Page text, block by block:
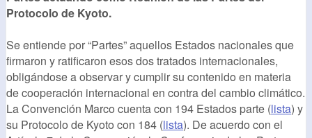
Protocolo de Kyoto.
Se entiende por “Partes” aquellos Estados nacionales que
firmaron y ratificaron esos dos tratados internacionales,
obligándose a observar y cumplir su contenido en materia
de cooperación internacional en contra del cambio climático.
La Convención Marco cuenta con 194 Estados parte (lista) y
su Protocolo de Kyoto con 184 (lista). De acuerdo con el